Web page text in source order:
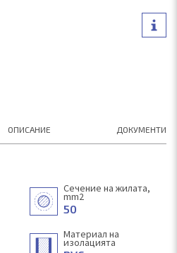
ОПИСАНИЕ ДОКУМЕНТИ
Сечение на жилата,
mm2
50
Материал на
изолацията